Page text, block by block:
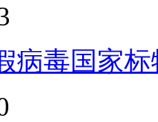
病毒国家